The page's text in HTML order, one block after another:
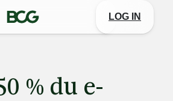
LOG IN
% du e-